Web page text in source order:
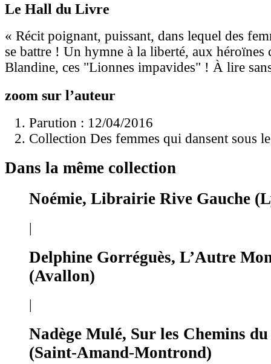
Le Hall du Livre
« Récit poignant, puissant, dans lequel des
se battre ! Un hymne à la liberté, aux héroïnes
Blandine, ces "Lionnes impavides" ! À lire
zoom sur l’auteur
Parution : 12/04/2016
Collection Des femmes qui dansent sous
Dans la même collection
Noémie, Librairie Rive Gauche
|
Delphine Gorréguès, L’Autre
(Avallon)
Nadège Mulé, Sur les Chemins
(Saint-Amand-Montrond)